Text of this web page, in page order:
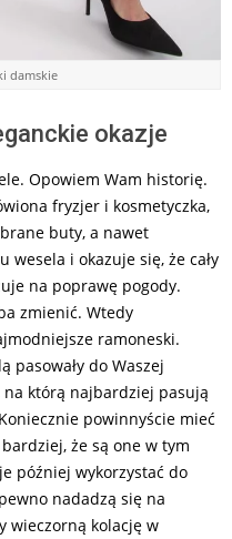
damskie
okazje
Opowiem Wam historię.
fryzjer i kosmetyczka,
buty, a nawet
wesela i okazuje się, że cały
na poprawę pogody.
zmienić. Wtedy
ramoneski.
pasowały do Waszej
na którą najbardziej pasują
powinnyście mieć
że są one w tym
później wykorzystać do
nadadzą się na
wieczorną kolację w